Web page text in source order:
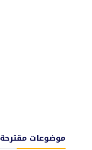
موضوعات مقترحة